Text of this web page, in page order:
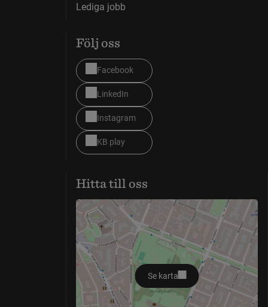
Lediga jobb
Följ oss
Facebook
LinkedIn
Instagram
KB play
Hitta till oss
Se karta
öppnas i nytt fönster